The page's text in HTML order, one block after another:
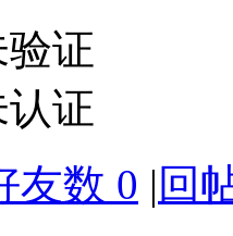
证
证
友数 0 | 回